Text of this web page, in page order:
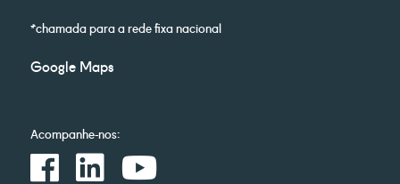
*chamada para a rede fixa nacional
Google Maps
Acompanhe-nos: